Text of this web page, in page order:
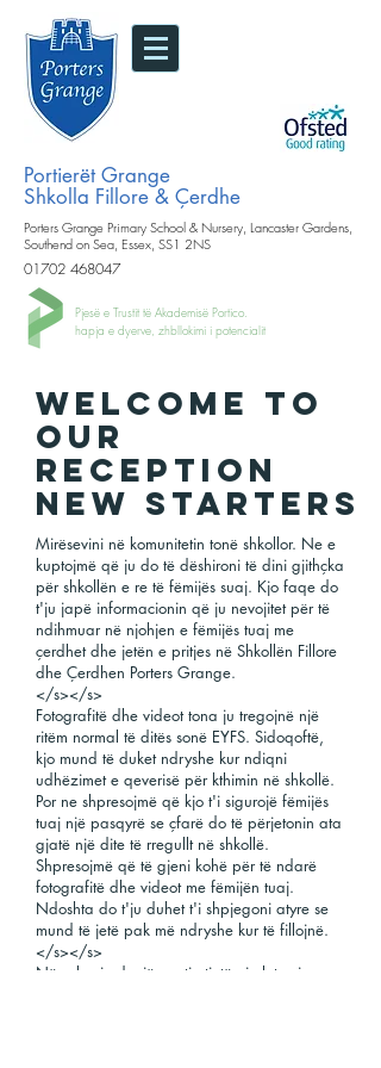
Portierët Grange
Shkolla Fillore & Çerdhe
Porters Grange Primary School & Nursery, Lancaster Gardens,
Southend on Sea, Essex, SS1 2NS
01702 468047
Pjesë e Trustit të Akademisë Portico.
hapja e dyerve, zhbllokimi i potencialit
welcome to
our
RECEPTION
new starters
Mirësevini në komunitetin tonë shkollor. Ne e
kuptojmë që ju do të dëshironi të dini gjithçka
për shkollën e re të fëmijës suaj. Kjo faqe do
t'ju japë informacionin që ju nevojitet për të
ndihmuar në njohjen e fëmijës tuaj me
çerdhet dhe jetën e pritjes në Shkollën Fillore
dhe Çerdhen Porters Grange.
</s></s>
Fotografitë dhe videot tona ju tregojnë një
ritëm normal të ditës sonë EYFS. Sidoqoftë,
kjo mund të duket ndryshe kur ndiqni
udhëzimet e qeverisë për kthimin në shkollë.
Por ne shpresojmë që kjo t'i sigurojë fëmijës
tuaj një pasqyrë se çfarë do të përjetonin ata
gjatë një dite të rregullt në shkollë.
Shpresojmë që të gjeni kohë për të ndarë
fotografitë dhe videot me fëmijën tuaj.
Ndoshta do t'ju duhet t'i shpjegoni atyre se
mund të jetë pak më ndryshe kur të fillojnë.
</s></s>
Nëse keni ndonjë pyetje tjetër, ju lutemi